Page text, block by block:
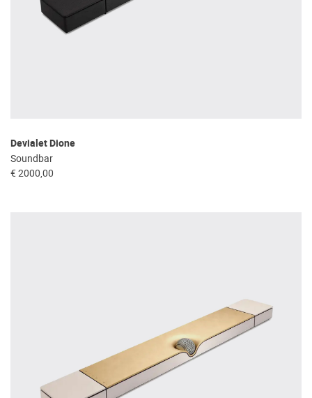
Devialet Dione
Soundbar
€ 2000,00